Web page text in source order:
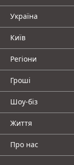
Україна
Київ
Регіони
Гроші
Шоу-біз
Життя
Про нас